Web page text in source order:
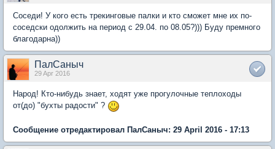
Соседи! У кого есть трекинговые палки и кто сможет мне их по-
соседски одолжить на период с 29.04. по 08.05?))) Буду премного
благодарна))
ПалСаныч
29 Apr 2016
Народ! Кто-нибудь знает, ходят уже прогулочные теплоходы
от(до) "бухты радости" ?
Сообщение отредактировал ПалСаныч: 29 April 2016 - 17:13